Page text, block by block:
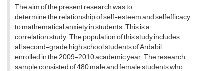
The aim of the present research was to
determine the relationship of self-esteem and selfefficacy
to mathematical anxiety in students. This is a
correlation study. The population of this study includes
all second-grade high school students of Ardabil
enrolled in the 2009-2010 academic year. The research
sample consisted of 480 male and female students who